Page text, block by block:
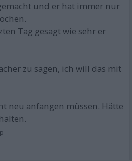
und er hat immer nur
Tag gesagt wie sehr er
zu sagen, ich will das mit
neu anfangen müssen. Hätte